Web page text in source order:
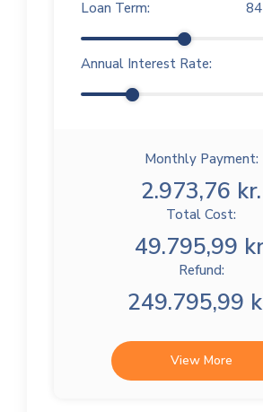
Loan Term: 84
Annual Interest Rate:
Monthly Payment:
2.973,76 kr.
Total Cost:
49.795,99
Refund:
249.795,99
View More